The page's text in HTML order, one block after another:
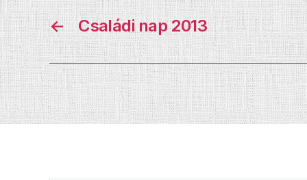
← Családi nap 2013